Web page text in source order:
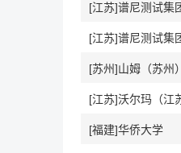
[江苏]谱尼测试集
[江苏]谱尼测试集
[苏州]山姆（苏州
[福建]华侨大学